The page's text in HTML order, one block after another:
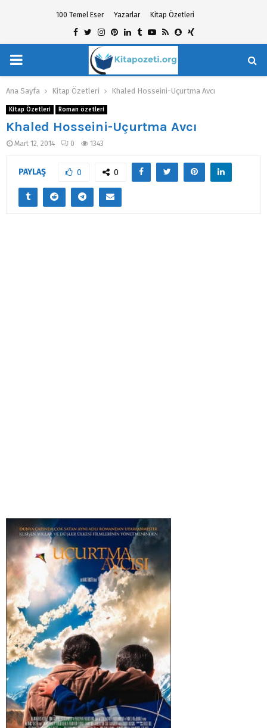
100 Temel Eser Yazarlar Kitap Özetleri
Facebook
TwitterInstagram
Pinterest
Linkedin
TumblrYoutube
RssSnapchat
Xing
PRIMARY
MENU
Ana Sayfa Kitap Özetleri Khaled Hosseini-Uçurtma Avcı
Kitap Özetleri Roman özetleri
Khaled Hosseini-Uçurtma Avcı
Mart 12, 2014 0 1343
PAYLAŞ 0 0